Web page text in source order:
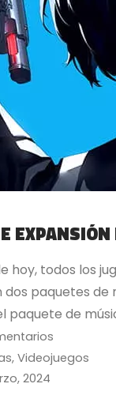
hoy, todos los
dos paquetes de
paquete de
,Videojuegos
2024